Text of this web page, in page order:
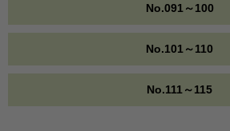
No.091～100
No.101～110
No.111～115